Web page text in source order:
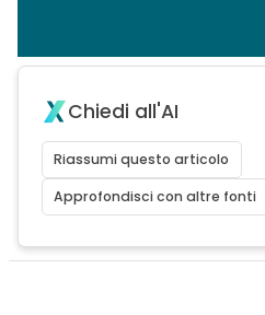
Chiedi all'AI
Riassumi questo articolo
Approfondisci con altre fonti